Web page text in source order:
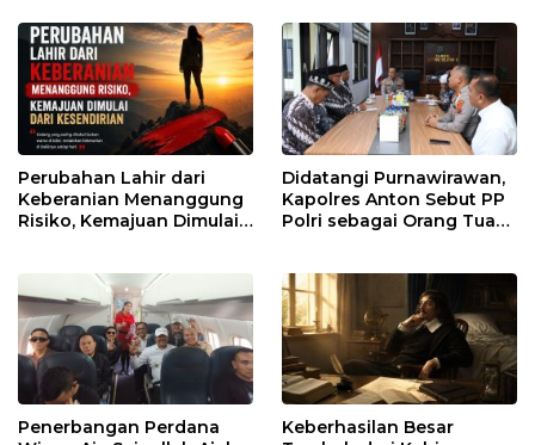
Perubahan Lahir dari
Keberanian Menanggung
Risiko, Kemajuan Dimulai
Didatangi Purnawirawan,
Kapolres Anton Sebut PP
Polri sebagai Orang Tua
Penerbangan Perdana
Keberhasilan Besar